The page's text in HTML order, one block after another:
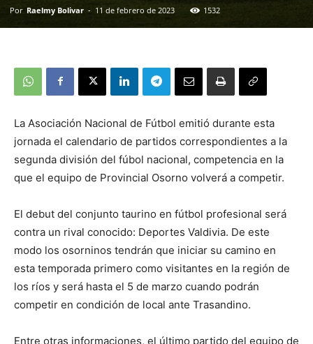
Por Raelmy Bolivar - 11 de febrero de 2023 1532
La Asociación Nacional de Fútbol emitió durante esta
jornada el calendario de partidos correspondientes a la
segunda división del fúbol nacional, competencia en la
que el equipo de Provincial Osorno volverá a competir.
El debut del conjunto taurino en fútbol profesional será
contra un rival conocido: Deportes Valdivia. De este
modo los osorninos tendrán que iniciar su camino en
esta temporada primero como visitantes en la región de
los ríos y será hasta el 5 de marzo cuando podrán
competir en condición de local ante Trasandino.
Entre otras informaciones, el último partido del equipo de